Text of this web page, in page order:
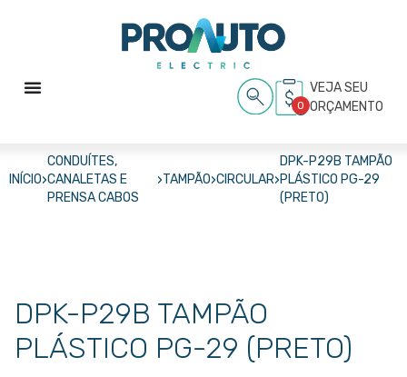
VEJA SEU
ORÇAMENTO
0
INÍCIO›
CONDUÍTES,
CANALETAS E
PRENSA CABOS
›TAMPÃO›CIRCULAR›
DPK-P29B TAMPÃO
PLÁSTICO PG-29
(PRETO)
DPK-P29B TAMPÃO
PLÁSTICO PG-29 (PRETO)